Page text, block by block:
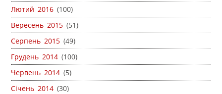
Лютий 2016 (100)
Вересень 2015 (51)
Серпень 2015 (49)
Грудень 2014 (100)
Червень 2014 (5)
Січень 2014 (30)